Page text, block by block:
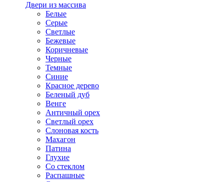
Двери из массива
Белые
Серые
Светлые
Бежевые
Коричневые
Черные
Темные
Синие
Красное дерево
Беленый дуб
Венге
Античный орех
Светлый орех
Слоновая кость
Махагон
Патина
Глухие
Со стеклом
Распашные